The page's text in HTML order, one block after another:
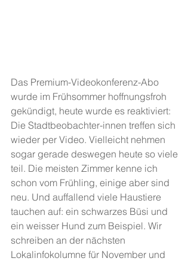
Das Premium-Videokonferenz-Abo
wurde im Frühsommer hoffnungsfroh
gekündigt, heute wurde es reaktiviert:
Die Stadtbeobachter-innen treffen sich
wieder per Video. Vielleicht nehmen
sogar gerade deswegen heute so viele
teil. Die meisten Zimmer kenne ich
schon vom Frühling, einige aber sind
neu. Und auffallend viele Haustiere
tauchen auf: ein schwarzes Büsi und
ein weisser Hund zum Beispiel. Wir
schreiben an der nächsten
Lokalinfokolumne für November und